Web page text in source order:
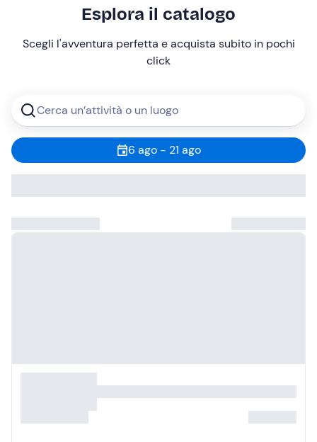
Esplora il catalogo
Scegli l'avventura perfetta e acquista subito in pochi
click
Cerca un’attività o un luogo
6 ago - 21 ago